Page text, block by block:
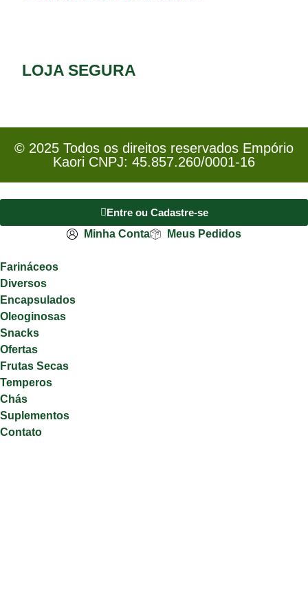
LOJA SEGURA
© 2025 Todos os direitos reservados Empório
Kaori CNPJ: 45.857.260/0001-16
Entre ou Cadastre-se
Minha Conta
Meus Pedidos
Farináceos
Diversos
Encapsulados
Oleoginosas
Snacks
Ofertas
Frutas Secas
Temperos
Chás
Suplementos
Contato